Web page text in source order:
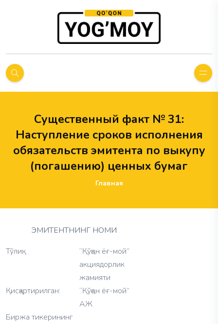
Существенный факт № 31:
Наступление сроков исполнения
обязательств эмитента по выкупу
(погашению) ценных бумаг
Главная
ЭМИТЕНТНИНГ НОМИ
Тўлиқ:
“Қўқон ёғ-мой”
акциядорлик
жамияти
Қисқартирилган:
“Қўқон ёғ-мой”
АЖ
Биржа тикерининг